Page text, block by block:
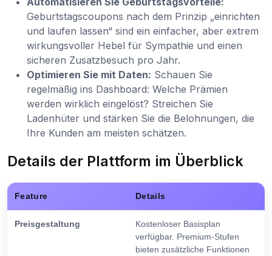
Geburtstagscoupons nach dem Prinzip „einrichten
und laufen lassen“ sind ein einfacher, aber extrem
wirkungsvoller Hebel für Sympathie und einen
sicheren Zusatzbesuch pro Jahr.
Optimieren Sie mit Daten: Schauen Sie
regelmäßig ins Dashboard: Welche Prämien
werden wirklich eingelöst? Streichen Sie
Ladenhüter und stärken Sie die Belohnungen, die
Ihre Kunden am meisten schätzen.
Details der Plattform im Überblick
Feature Details
Preisgestaltung
Kostenloser Basisplan
verfügbar. Premium-Stufen
bieten zusätzliche Funktionen